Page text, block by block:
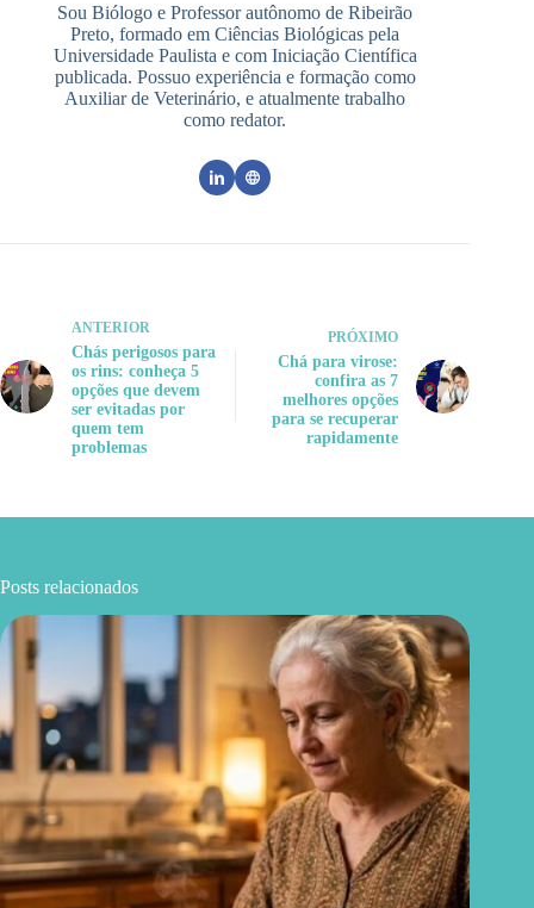
Sou Biólogo e Professor autônomo de Ribeirão
Preto, formado em Ciências Biológicas pela
Universidade Paulista e com Iniciação Científica
publicada. Possuo experiência e formação como
Auxiliar de Veterinário, e atualmente trabalho
como redator.
ANTERIOR
Chás perigosos para
os rins: conheça 5
opções que devem
ser evitadas por
quem tem
problemas
PRÓXIMO
Chá para virose:
confira as 7
melhores opções
para se recuperar
rapidamente
Posts relacionados